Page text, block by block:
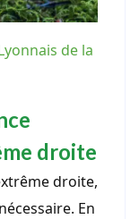
de la
droite
droite,
En